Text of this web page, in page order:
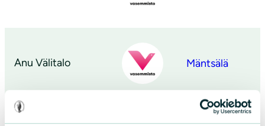
Anu Välitalo Mäntsälä